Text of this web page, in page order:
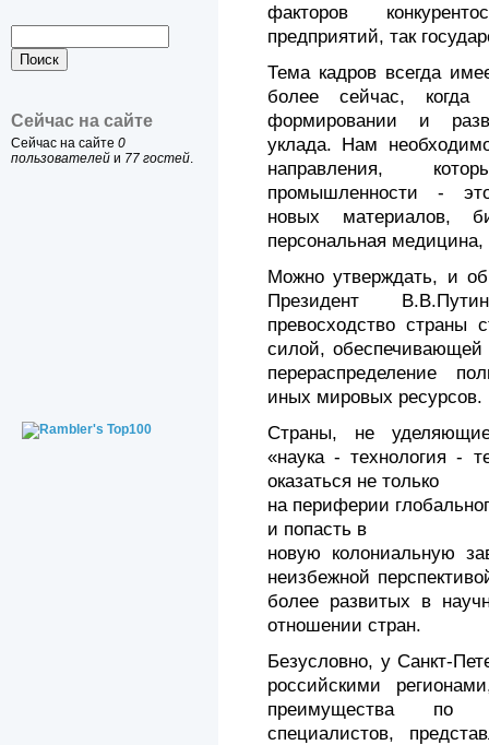
Сейчас на сайте
Сейчас на сайте 0
пользователей и 77 гостей.
факторов
предприятий, так
Тема кадров всегда
более сейчас,
формировании и
уклада. Нам
направления,
промышленности - это
новых материалов,
персональная
Можно утверждать, и
Президент
превосходство страны
силой, обеспечивающей
перераспределение
иных мировых ресурсов.
Страны, не
«наука - технология -
оказаться не только
на периферии
и попасть в
новую колониальную
неизбежной
более развитых в
отношении стран.
Безусловно, у Санкт-
российскими
преимущества по
специалистов,